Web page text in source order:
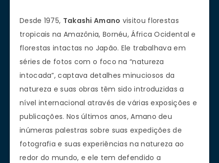
Desde 1975, Takashi Amano visitou florestas
tropicais na Amazônia, Bornéu, África Ocidental e
florestas intactas no Japão. Ele trabalhava em
séries de fotos com o foco na “natureza
intocada”,captava detalhes minuciosos da
natureza e suas obras têm sido introduzidas a
nível internacional através de várias exposições e
publicações. Nos últimos anos, Amano deu
inúmeras palestras sobre suas expedições de
fotografia e suas experiências na natureza ao
redor do mundo, e ele tem defendido a